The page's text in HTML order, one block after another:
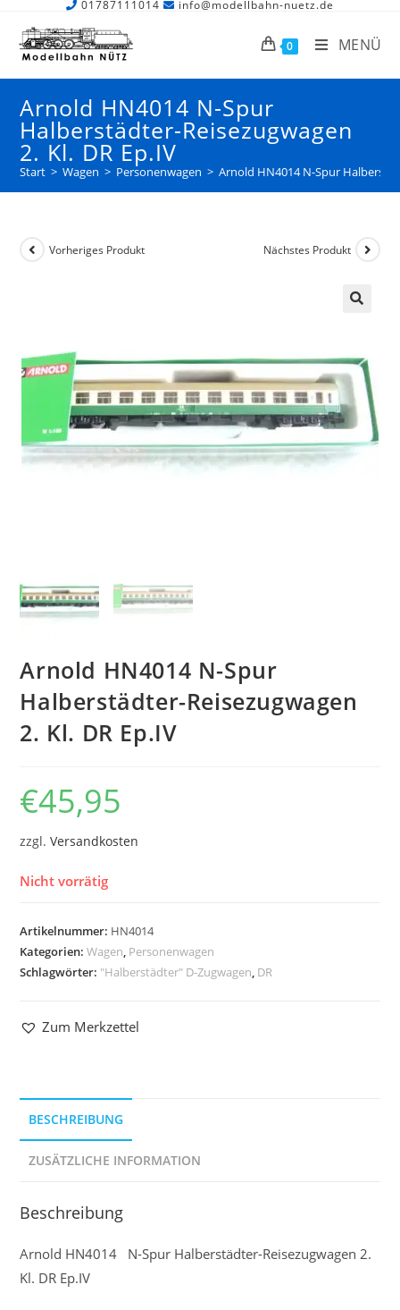
01787111014 info@modellbahn-nuetz.de
0 MENÜ
Arnold HN4014 N-Spur
Halberstädter-Reisezugwagen
2. Kl. DR Ep.IV
Start > Wagen > Personenwagen > Arnold HN4014 N-Spur
Vorheriges Produkt Nächstes Produkt
Arnold HN4014 N-Spur
Halberstädter-Reisezugwagen
2. Kl. DR Ep.IV
€45,95
zzgl.Versandkosten
Nicht vorrätig
Artikelnummer: HN4014
Kategorien:Wagen, Personenwagen
Schlagwörter: "Halberstädter" D-Zugwagen, DR
Zum Merkzettel
BESCHREIBUNG
ZUSÄTZLICHE INFORMATION
Beschreibung
Arnold HN4014 N-Spur Halberstädter-Reisezugwagen 2.
Kl. DR Ep.IV